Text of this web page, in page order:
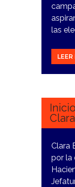
las
LEER
1
Clara
por la